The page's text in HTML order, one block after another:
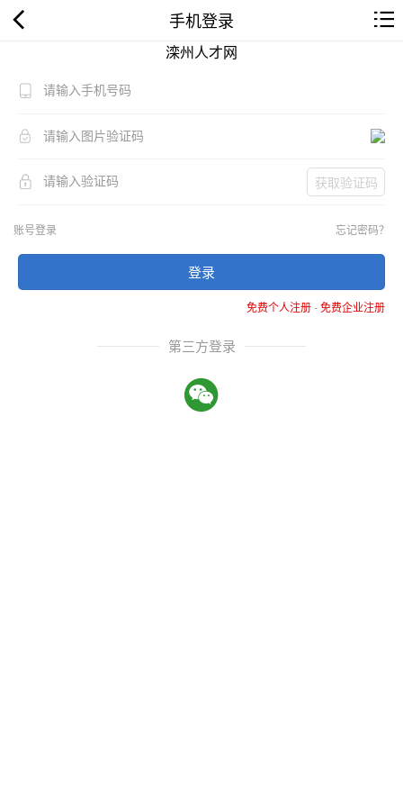
手机登录
滦州人才网
获取验证码
账号登录 忘记密码？
登录
免费个人注册-免费企业注册
第三方登录